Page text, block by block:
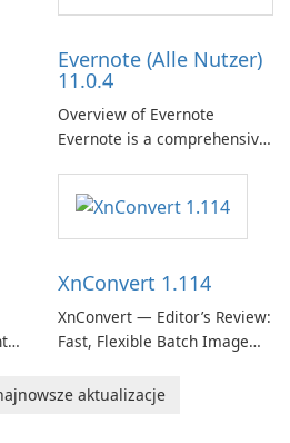
client designed for
need predictable …
Evernote (Alle Nutzer)
11.0.4
Overview of Evernote
Evernote is a comprehensive
users capture, organize, and
access information across
XnConvert 1.114
XnConvert — Editor’s Review:
Fast, Flexible Batch Image
macOS and Linux XnConvert
aktualizacje